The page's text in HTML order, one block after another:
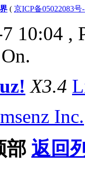
( 京ICP备05022083号
10:04 ,
X3.4
Inc.
部 返回